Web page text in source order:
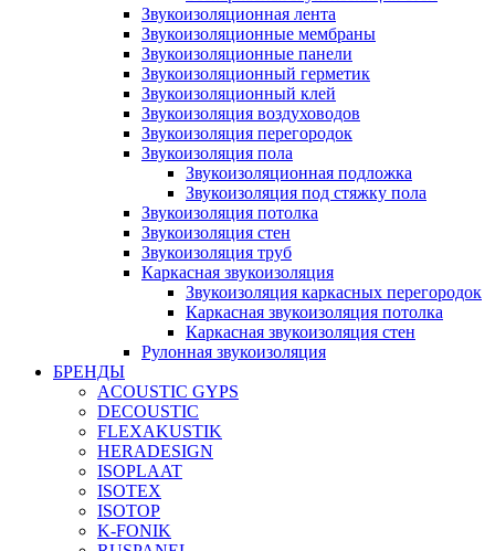
Звукоизоляционная лента
Звукоизоляционные мембраны
Звукоизоляционные панели
Звукоизоляционный герметик
Звукоизоляционный клей
Звукоизоляция воздуховодов
Звукоизоляция перегородок
Звукоизоляция пола
Звукоизоляционная подложка
Звукоизоляция под стяжку пола
Звукоизоляция потолка
Звукоизоляция стен
Звукоизоляция труб
Каркасная звукоизоляция
Звукоизоляция каркасных перегородок
Каркасная звукоизоляция потолка
Каркасная звукоизоляция стен
Рулонная звукоизоляция
БРЕНДЫ
ACOUSTIC GYPS
DECOUSTIC
FLEXAKUSTIK
HERADESIGN
ISOPLAAT
ISOTEX
ISOTOP
K-FONIK